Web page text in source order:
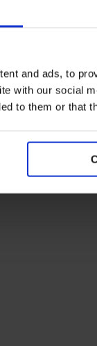
and ads, to
with our social
to them or that